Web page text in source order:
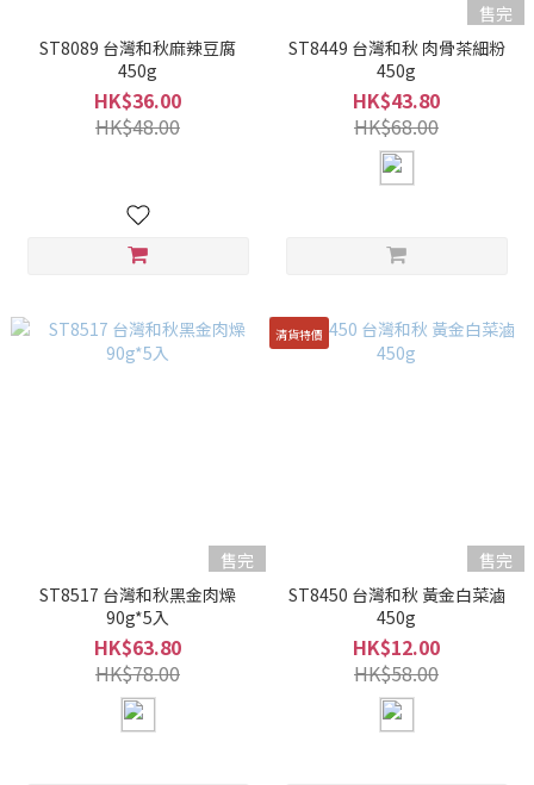
ST8089 台灣和秋麻辣豆腐
450g
HK$36.00
HK$48.00
售完
ST8449 台灣和秋 肉骨茶細粉
450g
HK$43.80
HK$68.00
售完
ST8517 台灣和秋黑金肉燥
90g*5入
HK$63.80
HK$78.00
清貨特價
售完
ST8450 台灣和秋 黃金白菜滷
450g
HK$12.00
HK$58.00